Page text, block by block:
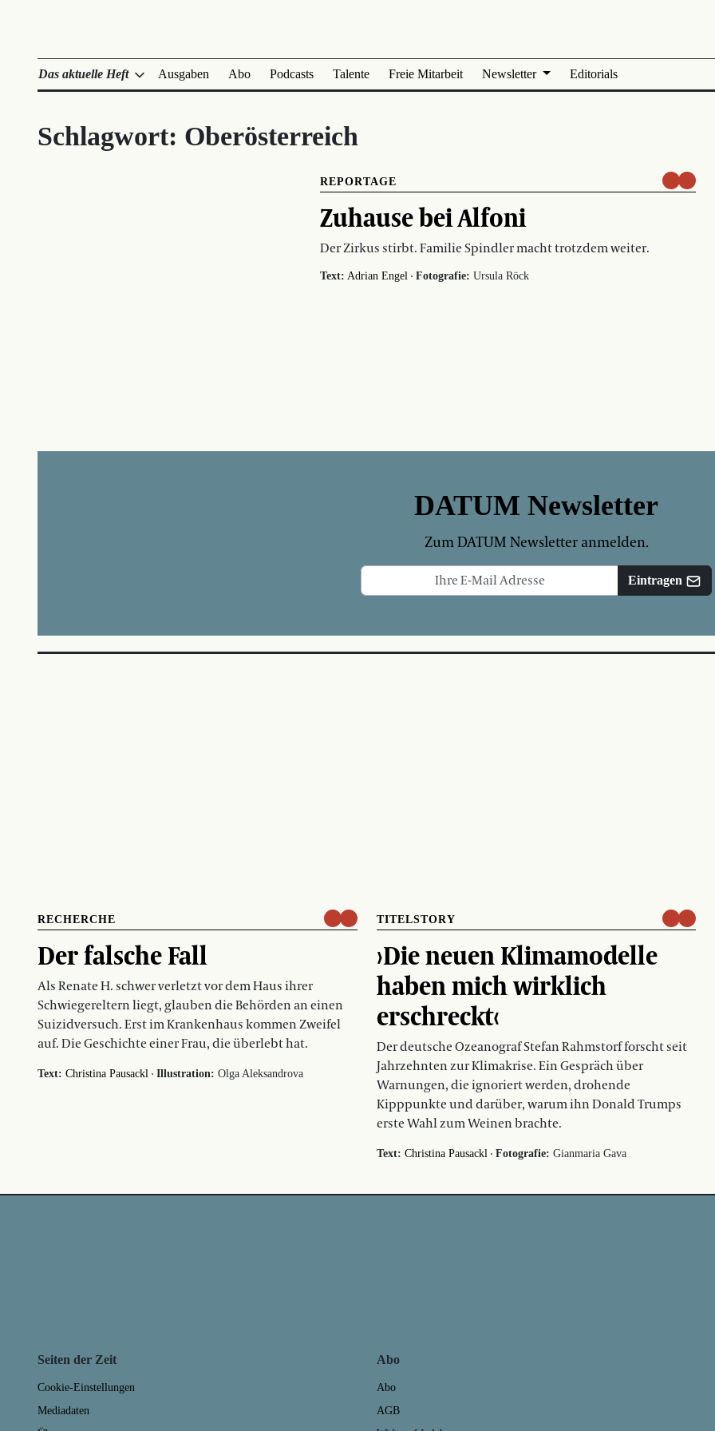
Das aktuelle Heft Ausgaben Abo Podcasts Talente Freie Mitarbeit Newsletter Editorials
Schlagwort: Oberösterreich
REPORTAGE
Zuhause bei Alfoni
Der Zirkus stirbt. Familie Spindler macht trotzdem weiter.
Text: Adrian Engel· Fotografie: Ursula Röck
DATUM Newsletter
Zum DATUM Newsletter anmelden.
Eintragen
RECHERCHE
Der falsche Fall
Als Renate H. schwer verletzt vor dem Haus ihrer
Schwiegereltern liegt, glauben die Behörden an einen
Suizidversuch. Erst im Krankenhaus kommen Zweifel
auf. Die Geschichte einer Frau, die überlebt hat.
Text: Christina Pausackl · Illustration: Olga Aleksandrova
TITELSTORY
›Die neuen Klimamodelle
haben mich wirklich
erschreckt‹
Der deutsche Ozeanograf Stefan Rahmstorf forscht seit
Jahrzehnten zur Klimakrise. Ein Gespräch über
Warnungen, die ignoriert werden, drohende
Kipppunkte und darüber, warum ihn Donald Trumps
erste Wahl zum Weinen brachte.
Text: Christina Pausackl· Fotografie: Gianmaria Gava
Seiten der Zeit
Cookie-Einstellungen
Mediadaten
Abo
Abo
AGB